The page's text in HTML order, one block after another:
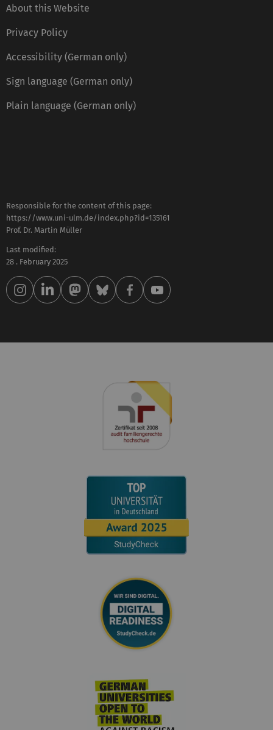
About this Website
Privacy Policy
Accessibility (German only)
Sign language (German only)
Plain language (German only)
Responsible for the content of this page:
https://www.uni-ulm.de/index.php?id=135161
Prof. Dr. Martin Müller
Last modified:
28 . February 2025